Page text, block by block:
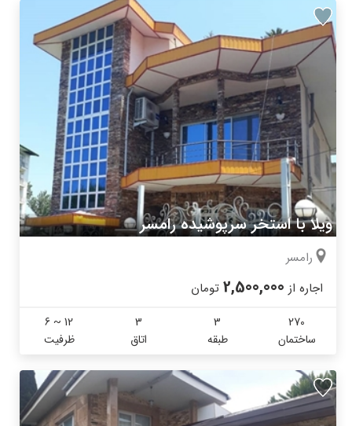
ویلا با استخر سرپوشیده رامسر
رامسر
اجاره از 2,500,000 تومان
270
ساختمان
3
طبقه
3
اتاق
6 ~ 12
ظرفیت